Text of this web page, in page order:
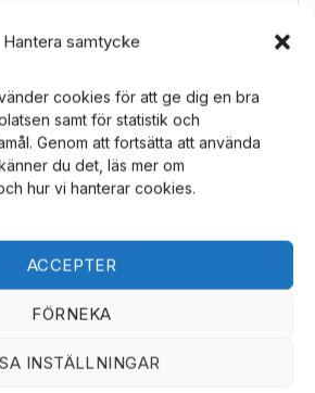
Hantera samtycke
cookies för att ge dig en bra
samt för statistik och
Genom att fortsätta att använda
du det, läs mer om
hur vi hanterar cookies.
ACCEPTER
FÖRNEKA
INSTÄLLNINGAR
sont spécialement conçues
aux revolvers répliques
Avec ces cartouches
pouvez ressentir la
un vrai revolver Colt
Vous cherchez plus